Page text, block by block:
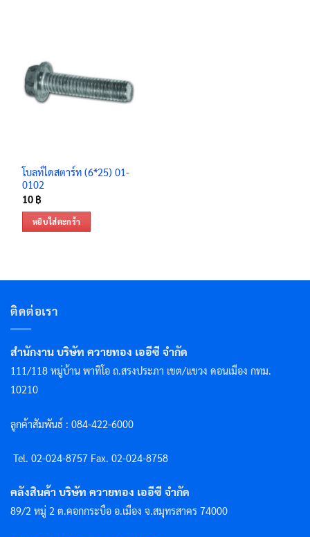
โบลท์ไดสตาร์ท (6*25) 01-
0102
10 ฿
หยิบใส่ตะกร้า
ติดต่อเรา
สำนักงาน บริษัท ควายทอง เออีซี จำกัด
111/118 หมู่บ้าน พาทิโอ ถ.สรงประภา เขต/แขวง ดอนเมือง กทม.
10210
ลูกค้าสัมพันธ์ : 084-422-6000
Tel. 02-024-8757 Fax. 02-024-8758
คลังสินค้า บริษัท ควายทอง เออีซี จำกัด
89/2 หมู่ 2 ต.คอกกระบือ อ.เมือง จ.สมุทรสาคร 74000